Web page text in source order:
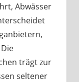
Abwässer
trägt zur
seltener